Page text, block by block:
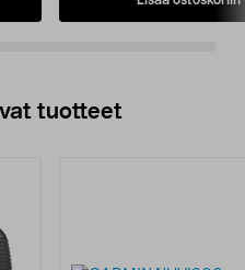
tuotteet